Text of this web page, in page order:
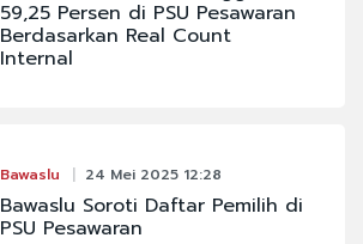
59,25 Persen di PSU Pesawaran
Berdasarkan Real Count
Internal
Bawaslu 24 Mei 2025 12:28
Bawaslu Soroti Daftar Pemilih di
PSU Pesawaran